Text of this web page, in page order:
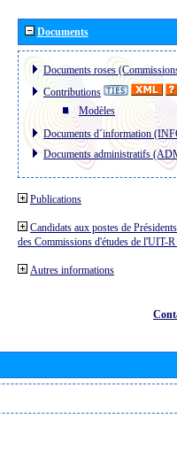
Documents
Documents roses
Contributions
Modèles
Documents d´information
Documents administratifs
Publications
Candidats aux postes de
des Commissions d'études de l'UIT-
Autres informations